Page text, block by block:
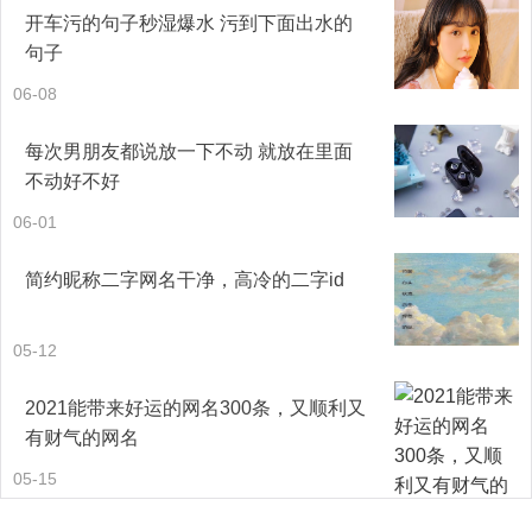
结合本次安全知识竞赛活动，组织全体人员进行一次安全知
识的灌输，帮助工友进行安全知识的增长。
建立健全各种资料，严格按照贯标要求进行工作资料整理、
3、各作业区、面、点的安全生产措施
现场安全措施直接影响安全工作，本着谁主管谁负责共同做
现场规范，土堆成线、成型，覆盖，材料堆放整齐，驻点布
置科学合理，环保卫生，配电箱设立合理规范，线路整齐有
开车污的句子秒湿爆水 污到下面出水的
句子
06-08
每次男朋友都说放一下不动 就放在里面
不动好不好
06-01
简约昵称二字网名干净，高冷的二字id
05-12
2021能带来好运的网名300条，又顺利又
有财气的网名
05-15